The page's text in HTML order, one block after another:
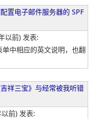
置电子邮件服务器的 SPF
以前) 发表:
中相应的英文说明，也翻
祥三宝》与经常被我听错
前) 发表: